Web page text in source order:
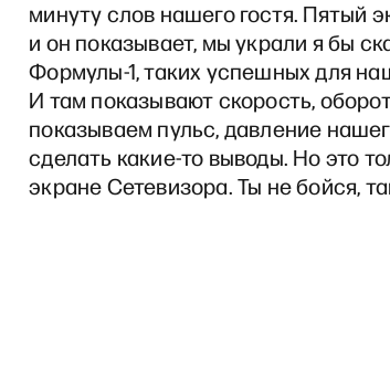
минуту слов нашего гостя. Пятый
и он показывает, мы украли я бы
Формулы-1, таких успешных для
И там показывают скорость,
показываем пульс, давление
сделать какие-то выводы. Но это
экране Сетевизора. Ты не бойся,